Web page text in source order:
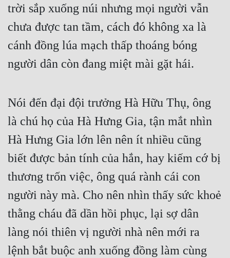
trời sắp xuống núi nhưng mọi người vẫn
chưa được tan tầm, cách đó không xa là
cánh đồng lúa mạch thấp thoáng bóng
người dân còn đang miệt mài gặt hái.
Nói đến đại đội trưởng Hà Hữu Thụ, ông
là chú họ của Hà Hưng Gia, tận mắt nhìn
Hà Hưng Gia lớn lên nên ít nhiều cũng
biết được bản tính của hắn, hay kiếm cớ bị
thương trốn việc, ông quá rành cái con
người này mà. Cho nên nhìn thấy sức khoẻ
thằng cháu đã dần hồi phục, lại sợ dân
làng nói thiên vị người nhà nên mới ra
lệnh bắt buộc anh xuống đồng làm cùng